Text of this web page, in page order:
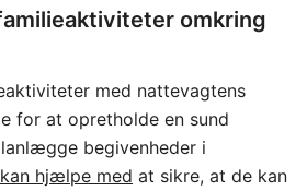
omkring
med nattevagtens
for at opretholde en sund
begivenheder i
kan hjælpe med at sikre, at de kan